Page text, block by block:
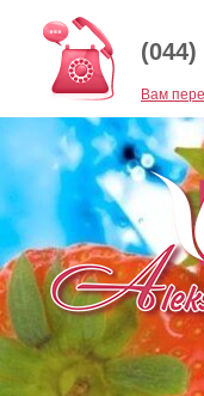
(044)
Baм